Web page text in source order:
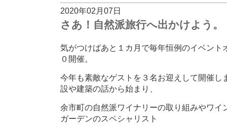
2020年02月07日
さあ！自然派旅行へ出かけよう。
気がつけばあと１カ月で毎年恒例のイベント
０開催。
今年も素敵なゲストを３名お迎えして開催し
設や建築の話から始まり、
余市町の自然派ワイナリーの取り組みやワイ
ガーデンのスペシャリスト